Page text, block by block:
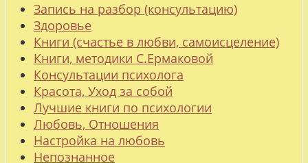
Запись на разбор (консультацию)
Здоровье
Книги (счастье в любви, самоисцеление)
Книги, методики С.Ермаковой
Консультации психолога
Красота, Уход за собой
Лучшие книги по психологии
Любовь, Отношения
Настройка на любовь
Непознанное